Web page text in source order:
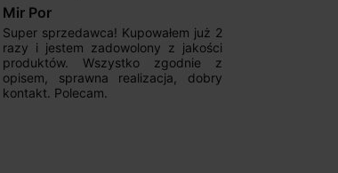
Mir Por
Super sprzedawca! Kupowałem już 2
razy i jestem zadowolony z jakości
produktów. Wszystko zgodnie z
opisem, sprawna realizacja, dobry
kontakt. Polecam.